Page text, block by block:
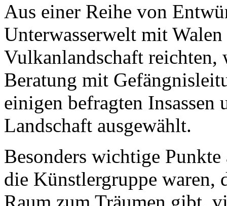
Aus einer Reihe von
Unterwasserwelt mit
Vulkanlandschaft reichten,
Beratung mit
einigen befragten Insassen
Landschaft ausgewählt.
Besonders wichtige
die Künstlergruppe waren,